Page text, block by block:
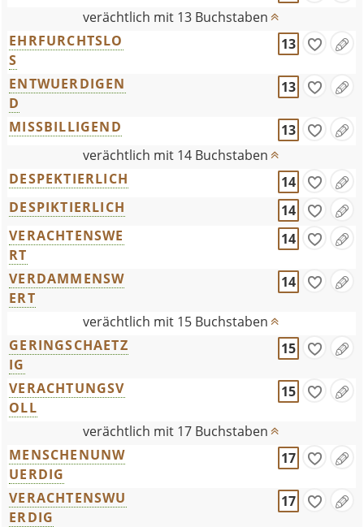
verächtlich mit 13 Buchstaben
EHRFURCHTSLO
S
13
ENTWUERDIGEN
D
13
MISSBILLIGEND
13
verächtlich mit 14 Buchstaben
DESPEKTIERLICH
14
DESPIKTIERLICH
14
VERACHTENSWE
RT
14
VERDAMMENSW
ERT
14
verächtlich mit 15 Buchstaben
GERINGSCHAETZ
IG
15
VERACHTUNGSV
OLL
15
verächtlich mit 17 Buchstaben
MENSCHENUNW
UERDIG
17
VERACHTENSWU
ERDIG
17